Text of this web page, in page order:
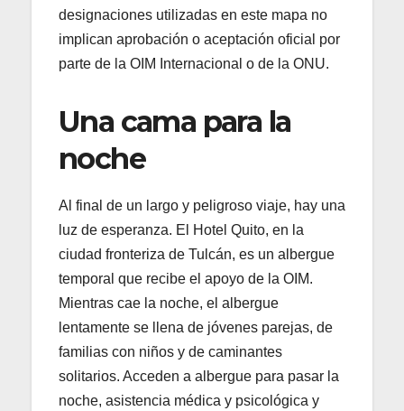
designaciones utilizadas en este mapa no
implican aprobación o aceptación oficial por
parte de la OIM Internacional o de la ONU.
Una cama para la
noche
Al final de un largo y peligroso viaje, hay una
luz de esperanza. El Hotel Quito, en la
ciudad fronteriza de Tulcán, es un albergue
temporal que recibe el apoyo de la OIM.
Mientras cae la noche, el albergue
lentamente se llena de jóvenes parejas, de
familias con niños y de caminantes
solitarios. Acceden a albergue para pasar la
noche, asistencia médica y psicológica y